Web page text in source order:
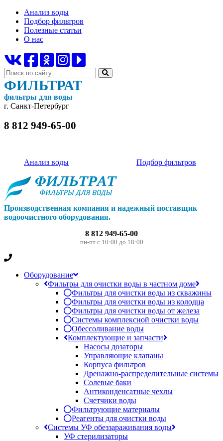
Анализ воды
Подбор фильтров
Полезные статьи
О нас
ФИЛЬТРАТ
фильтры для воды
г. Санкт-Петербург
8 812 949-65-00
Анализ воды Подбор фильтров
Производственная компания и надежный поставщик
водоочистного оборудования.
8 812 949-65-00
пн-пт с 10:00 до 18:00
Оборудование
Фильтры для очистки воды в частном доме
Фильтры для очистки воды из скважины
Фильтры для очистки воды из колодца
Фильтры для очистки воды от железа
Системы комплексной очистки воды
Обессоливание воды
Комплектующие и запчасти
Насосы дозаторы
Управляющие клапаны
Корпуса фильтров
Дренажно-распределительные системы
Солевые баки
Антиконденсатные чехлы
Счетчики воды
Фильтрующие материалы
Реагенты для очистки воды
Системы УФ обеззараживания воды
УФ стерилизаторы